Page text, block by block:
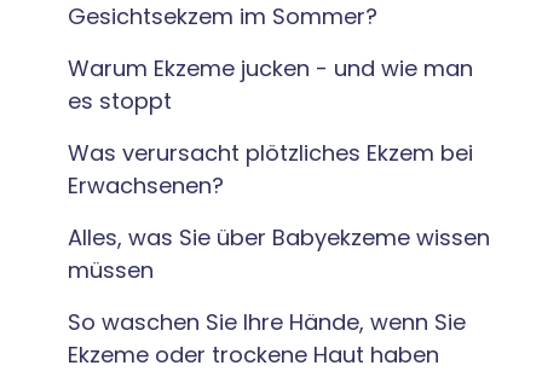
Gesichtsekzem im Sommer?
Warum Ekzeme jucken - und wie man
es stoppt
Was verursacht plötzliches Ekzem bei
Erwachsenen?
Alles, was Sie über Babyekzeme wissen
müssen
So waschen Sie Ihre Hände, wenn Sie
Ekzeme oder trockene Haut haben